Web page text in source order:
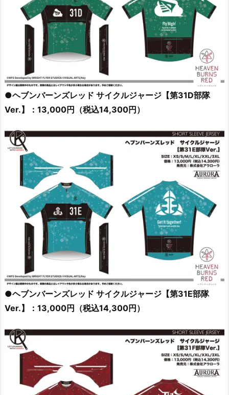
●ヘブンバーンズレッド サイクルジャージ【第31D部隊
Ver.】：13,000円（税込14,300円）
●ヘブンバーンズレッド サイクルジャージ【第31E部隊
Ver.】：13,000円（税込14,300円）